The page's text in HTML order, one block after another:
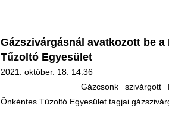
Gázszivárgásnál avatkozott be
Tűzoltó Egyesület
2021. október. 18. 14:36
Gázcsonk
Önkéntes Tűzoltó Egyesület tagjai